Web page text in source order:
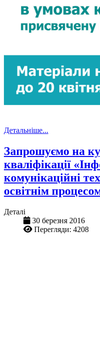
Детальніше...
Запрошуємо на
кваліфікації
комунікаційні
освітнім
Деталі
30 березня 2016
Перегляди: 4208